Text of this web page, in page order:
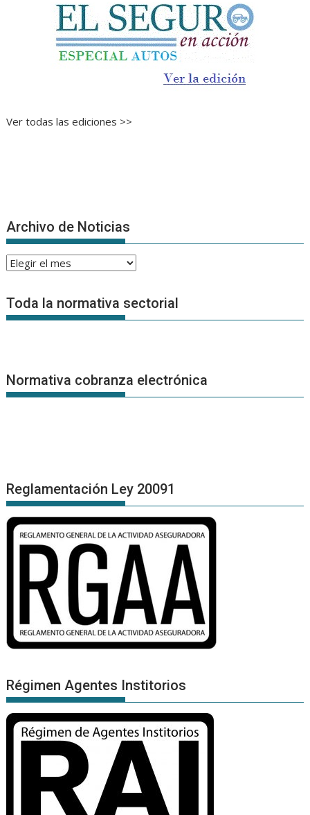
Ver todas las ediciones >>
Archivo de Noticias
Archivo
Noticias
Toda la normativa sectorial
Normativa cobranza electrónica
Reglamentación Ley 20091
Régimen Agentes Institorios